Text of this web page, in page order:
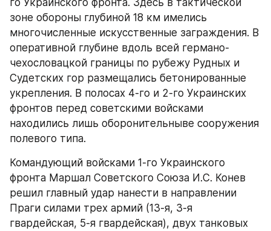
зоне обороны глубиной 18 км имелись
многочисленные искусственные заграждения. В
оперативной глубине вдоль всей германо-
чехословацкой границы по рубежу Рудных и
Судетских гор размещались бетонированные
укрепления. В полосах 4-го и 2-го Украинских
фронтов перед советскими войсками
находились лишь оборонительныве сооружения
полевого типа.
Командующий войсками 1-го Украинского
фронта Маршал Советского Союза И.С. Конев
решил главный удар нанести в направлении
Праги силами трех армий (13-я, 3-я
гвардейская, 5-я гвардейская), двух танковых